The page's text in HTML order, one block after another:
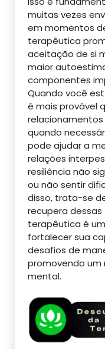
muitas vezes
em momentos
terapêutica
aceitação de si
maior
componentes
Quando você
é mais provável
quando
pode ajudar a
relações
resiliência não
ou não sentir
disso, trata-se
recupera
terapêutica é
fortalecer sua
desafios de
promovendo um
mental.